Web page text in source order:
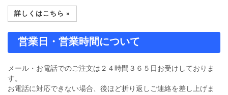
詳しくはこちら »
営業日・営業時間について
メール・お電話でのご注文は２４時間３６５日お受けしておりま
す。
お電話に対応できない場合、後ほど折り返しご連絡を差し上げま